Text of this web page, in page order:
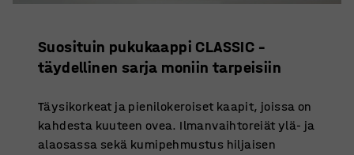
Suosituin pukukaappi CLASSIC –
täydellinen sarja moniin tarpeisiin
Täysikorkeat ja pienilokeroiset kaapit, joissa on
kahdesta kuuteen ovea. Ilmanvaihtoreiät ylä- ja
alaosassa sekä kumipehmustus hiljaisen